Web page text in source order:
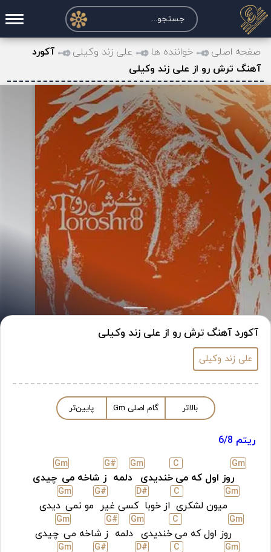
صفحه اصلی
درخواست آکورد
نت و تبلچر
تماس با ما
حساب کاربری
صفحه اصلی خواننده ها علی زند وکیلی
آکورد
آهنگ ترش رو از علی زند وکیلی
آکورد آهنگ ترش رو از علی زند وکیلی
علی زند وکیلی
بالاتر گام اصلی Gm پایین‌تر
ریتم 6/8
Gm
روز اول که می‌‌
C
خندیدی
Gm
دلمه
G#
ز شاخه می
Gm
‌‌چیدی
Gm
میون لشکری
C
از خوبا
D#
کسی‌ غیر
G#
مو نمی
Gm
‌‌دیدی
Gm
روز اول که می‌‌
C
خندیدی
Gm
دلمه
G#
ز شاخه می
Gm
‌‌چیدی
Gm
C
D#
G#
Gm